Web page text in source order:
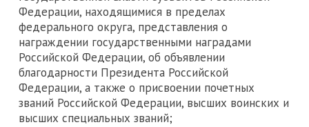
Федерации, находящимися в пределах
федерального округа, представления о
награждении государственными наградами
Российской Федерации, об объявлении
благодарности Президента Российской
Федерации, а также о присвоении почетных
званий Российской Федерации, высших воинских и
высших специальных званий;